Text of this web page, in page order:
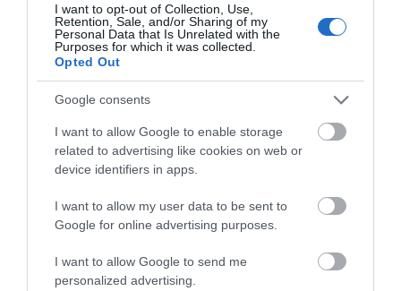
I want to opt-out of Collection, Use,
Retention, Sale, and/or Sharing of my
Personal Data that Is Unrelated with the
Purposes for which it was collected.
Opted Out
Google consents
I want to allow Google to enable storage
related to advertising like cookies on web or
device identifiers in apps.
I want to allow my user data to be sent to
Google for online advertising purposes.
I want to allow Google to send me
personalized advertising.
Η ηλ. διεύθυνση σας δεν δημοσιεύεται.
σημειώνονται με*